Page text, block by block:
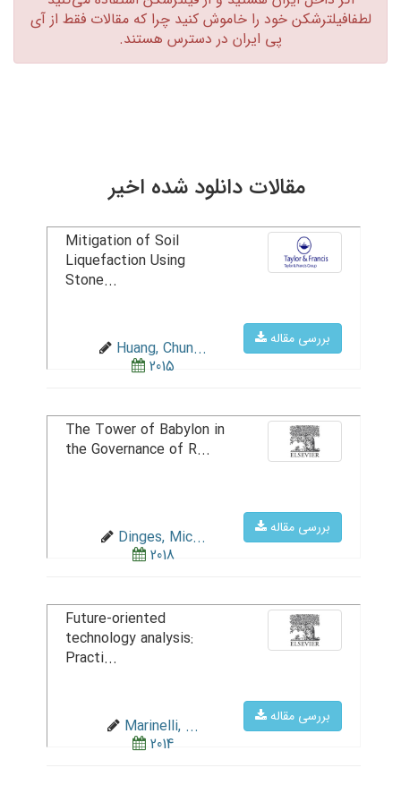
لطفافیلترشکن خود را خاموش کنید چرا که مقالات فقط از آی
پی ایران در دسترس هستند.‏
مقالات دانلود شده اخیر
بررسی مقاله
Mitigation of Soil
Liquefaction Using
Stone...
Huang, Chun...
2015
بررسی مقاله
The Tower of Babylon in
the Governance of R...
Dinges, Mic...
2018
بررسی مقاله
Future-oriented
technology analysis:
Practi...
Marinelli, ...
2014